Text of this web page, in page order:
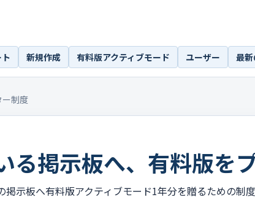
新規作成 有料版アクティブモード ユーザー 最
ー制度
る掲示板へ、有料版を
示板へ有料版アクティブモード1年分を贈るための制